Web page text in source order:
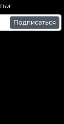
Подписаться